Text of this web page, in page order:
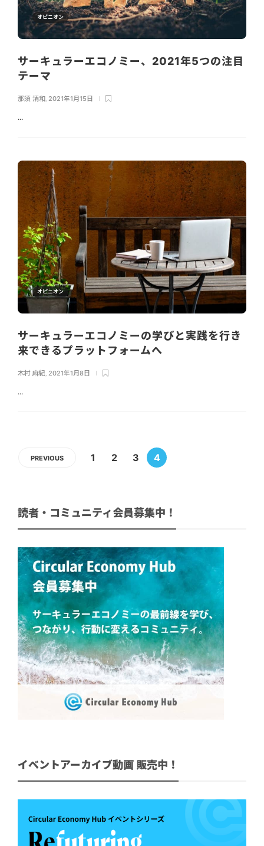
オピニオン
サーキュラーエコノミー、2021年5つの注目
テーマ
那須 清和 2021年1月15日
...
オピニオン
サーキュラーエコノミーの学びと実践を行き
来できるプラットフォームへ
木村 麻紀 2021年1月8日
...
PREVIOUS 1 2 3 4
読者・コミュニティ会員募集中！
イベントアーカイブ動画 販売中！